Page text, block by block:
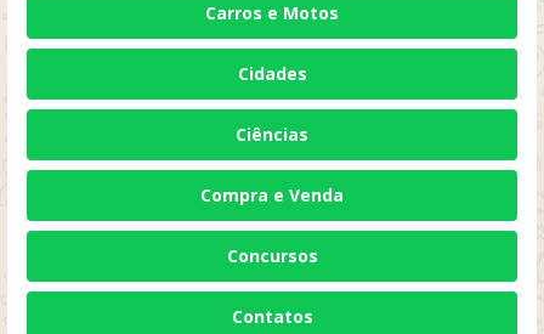
Carros e Motos
Cidades
Ciências
Compra e Venda
Concursos
Contatos